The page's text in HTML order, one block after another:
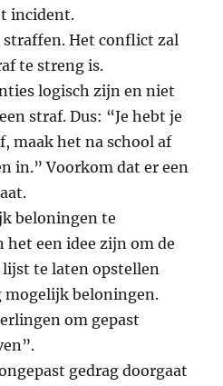
incident.
Het conflict zal
te streng is.
logisch zijn en niet
straf. Dus: “Je hebt je
maak het na school af
in.” Voorkom dat er een
beloningen te
het een idee zijn om de
te laten opstellen
beloningen.
om gepast
gedrag doorgaat